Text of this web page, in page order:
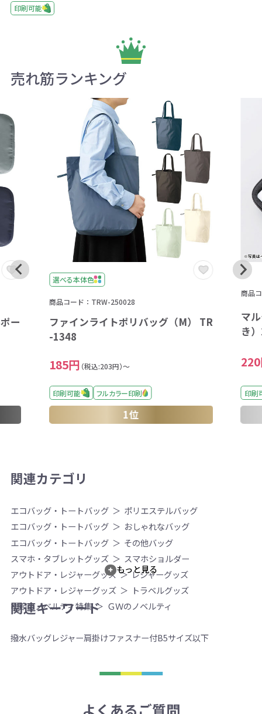
印刷可能
売れ筋ランキング
ー
選べる本体色
商品コード：TRW-250028
ファインライトポリバッグ（M） TR
-1348
185円 （税込:203円）～
印刷可能 フルカラー印刷
1位
商品
マ
き
印刷
関連カテゴリ
エコバッグ・トートバッグ
ポリエステルバッグ
エコバッグ・トートバッグ
おしゃれなバッグ
エコバッグ・トートバッグ
その他バッグ
スマホ・タブレットグッズ
スマホショルダー
アウトドア・レジャーグッズ
レジャーグッズ
アウトドア・レジャーグッズ
トラベルグッズ
季節のノベルティ特集
ＧＷのノベルティ
もっと見る
関連キーワード
撥水バッグレジャー肩掛けファスナー付B5サイズ以下
よくあるご質問